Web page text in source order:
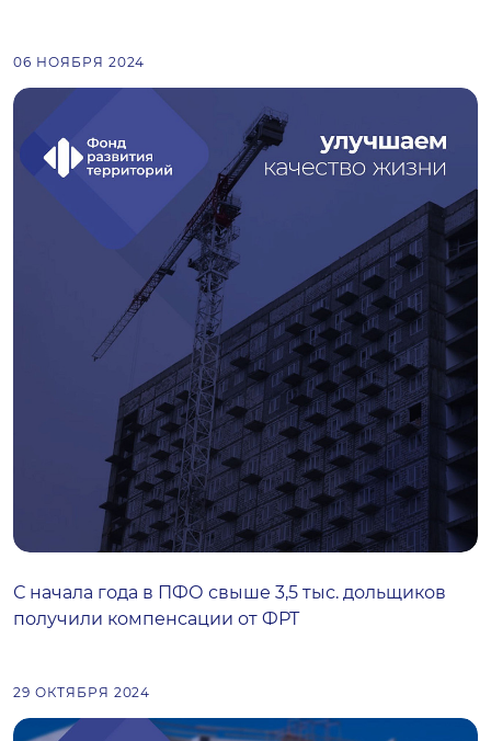
06 НОЯБРЯ 2024
С начала года в ПФО свыше 3,5 тыс. дольщиков
получили компенсации от ФРТ
29 ОКТЯБРЯ 2024